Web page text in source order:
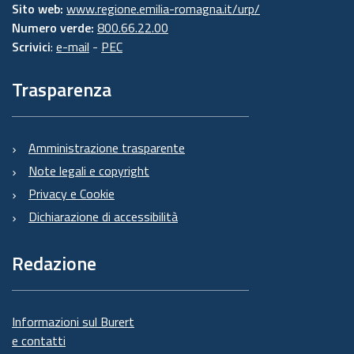
Sito web: www.regione.emilia-romagna.it/urp/
Numero verde: 800.66.22.00
Scrivici: e-mail - PEC
Trasparenza
Amministrazione trasparente
Note legali e copyright
Privacy e Cookie
Dichiarazione di accessibilità
Redazione
Informazioni sul Burert
e contatti